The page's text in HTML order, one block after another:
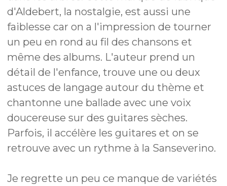
d'Aldebert, la nostalgie, est aussi une
faiblesse car on a l'impression de tourner
un peu en rond au fil des chansons et
même des albums. L'auteur prend un
détail de l'enfance, trouve une ou deux
astuces de langage autour du thème et
chantonne une ballade avec une voix
doucereuse sur des guitares sèches.
Parfois, il accélère les guitares et on se
retrouve avec un rythme à la Sanseverino.
Je regrette un peu ce manque de variétés